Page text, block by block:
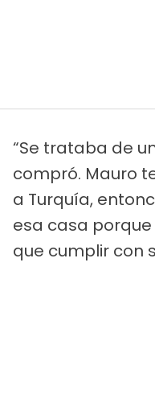
“Se trataba de
compró. Mauro
a Turquía,
esa casa
que cumplir con